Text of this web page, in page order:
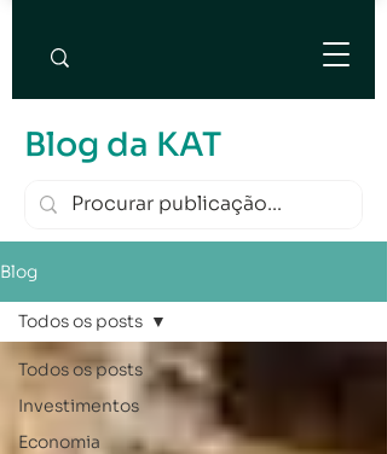
Blog da KAT
Blog
Todos os posts
Investimentos
Economia
Todos os posts